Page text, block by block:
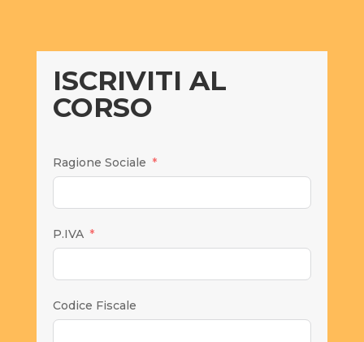
ISCRIVITI AL
CORSO
Ragione Sociale
P.IVA
Codice Fiscale